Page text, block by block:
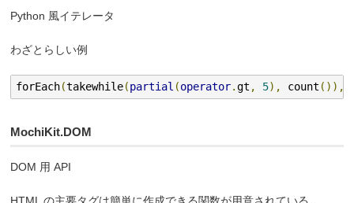
Python 風イテレータ
わざとらしい例
forEach(takewhile(partial (operator.gt , 5), count ()),
MochiKit.DOM
DOM 用 API